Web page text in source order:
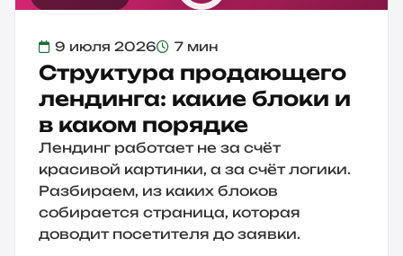
9 июля 2026 7 мин
Структура продающего
лендинга: какие блоки и
в каком порядке
Лендинг работает не за счёт
красивой картинки, а за счёт логики.
Разбираем, из каких блоков
собирается страница, которая
доводит посетителя до заявки.